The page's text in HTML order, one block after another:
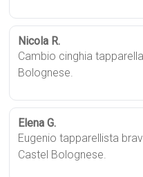
Nicola R.
Cambio cinghia
Bolognese.
Elena G.
Eugenio tapparellista
Castel Bolognese.